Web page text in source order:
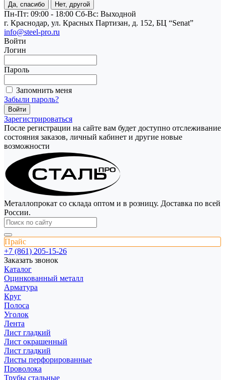
Да, спасибо Нет, другой
Пн-Пт: 09:00 - 18:00 Cб-Вс: Выходной
г. Краснодар, ул. Красных Партизан, д. 152, БЦ “Senat”
info@steel-pro.ru
Войти
Логин
Пароль
Запомнить меня
Забыли пароль?
Зарегистрироваться
После регистрации на сайте вам будет доступно отслеживание
состояния заказов, личный кабинет и другие новые
возможности
Металлопрокат со склада оптом и в розницу. Доставка по всей
России.
Прайс
+7 (861) 205-15-26
Заказать звонок
Каталог
Оцинкованный металл
Арматура
Круг
Полоса
Уголок
Лента
Лист гладкий
Лист окрашенный
Лист гладкий
Листы перфорированные
Проволока
Трубы стальные